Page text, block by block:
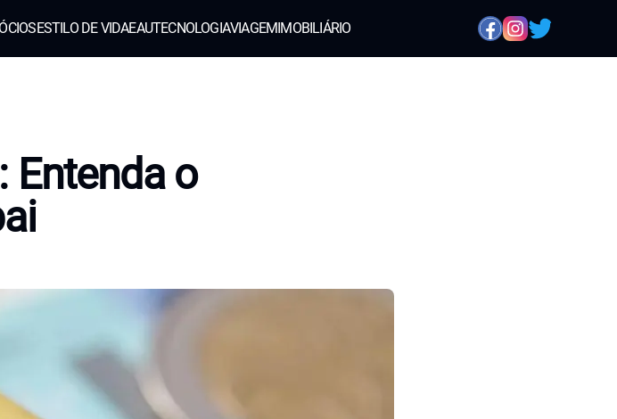
ESTILO DE VIDAEAUTECNOLOGIAVIAGEMIMOBILIÁRIO
Entenda o